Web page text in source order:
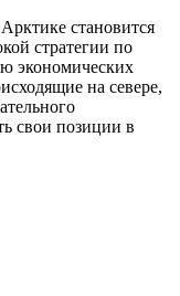
становится
стратегии по
экономических
на севере,
свои позиции в